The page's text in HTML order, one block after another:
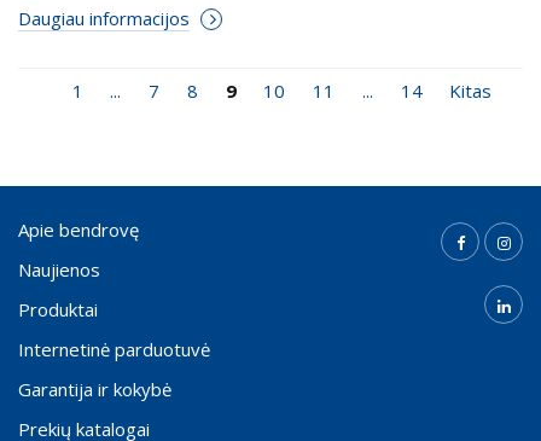
Daugiau informacijos
1 ... 7 8 9 10 11 ... 14 Kitas
Apie bendrovę
Naujienos
Produktai
Internetinė parduotuvė
Garantija ir kokybė
Prekių katalogai